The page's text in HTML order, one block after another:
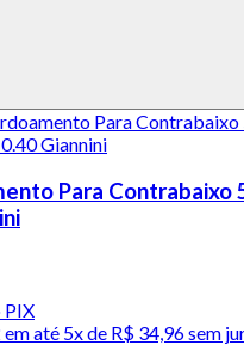
Para Contrabaixo
PIX
em até 5x de R$ 34,96 sem